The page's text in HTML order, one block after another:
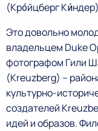
(Кро́йцберг Ки́ндер)
Это довольно
владельцем Duke
фотографом Гили
(Kreuzberg) –
культурно-
создателей
идей и образов.